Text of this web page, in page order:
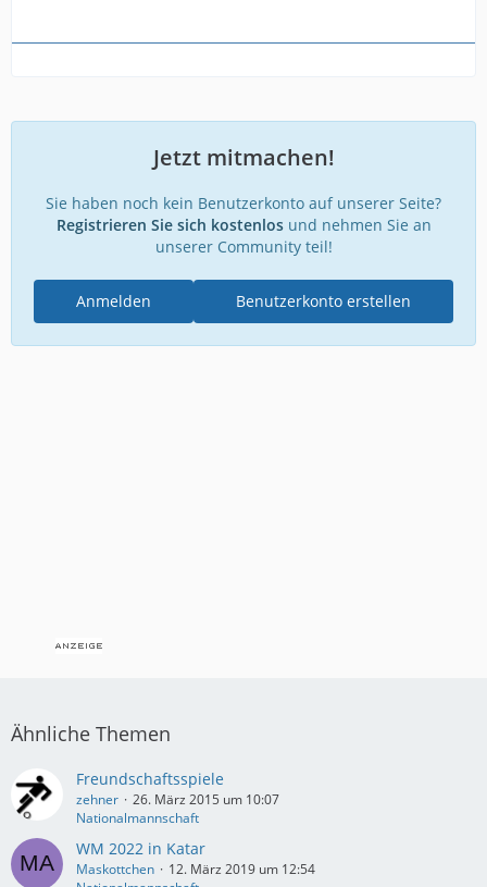
Jetzt mitmachen!
Sie haben noch kein Benutzerkonto auf unserer Seite?
Registrieren Sie sich kostenlosund nehmen Sie an
unserer Community teil!
Benutzerkonto erstellen
Anmelden
Ähnliche Themen
Freundschaftsspiele
zehner
26. März 2015 um 10:07
Nationalmannschaft
WM 2022 in Katar
Maskottchen
12. März 2019 um 12:54